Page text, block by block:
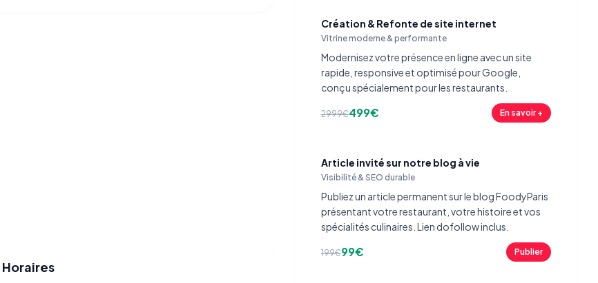
Horaires
Création & Refonte de site internet
Vitrine moderne & performante
Modernisez votre présence en ligne avec un site
rapide, responsive et optimisé pour Google,
conçu spécialement pour les restaurants.
2999€499€ En savoir +
Article invité sur notre blog à vie
Visibilité & SEO durable
Publiez un article permanent sur le blog FoodyParis
présentant votre restaurant, votre histoire et vos
spécialités culinaires. Lien dofollow inclus.
199€99€ Publier